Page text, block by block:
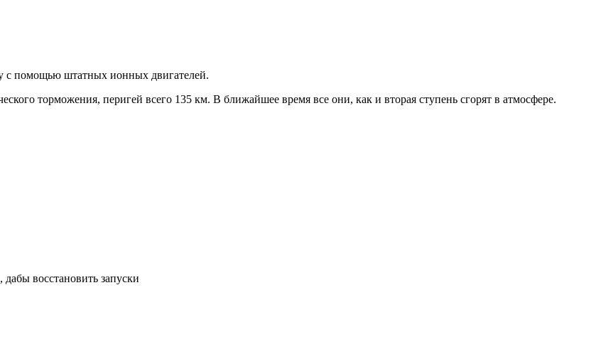
с помощью штатных ионных двигателей.
торможения, перигей всего 135 км. В ближайшее время все они, как и вторая ступень сгорят в атмосфере.
восстановить запуски